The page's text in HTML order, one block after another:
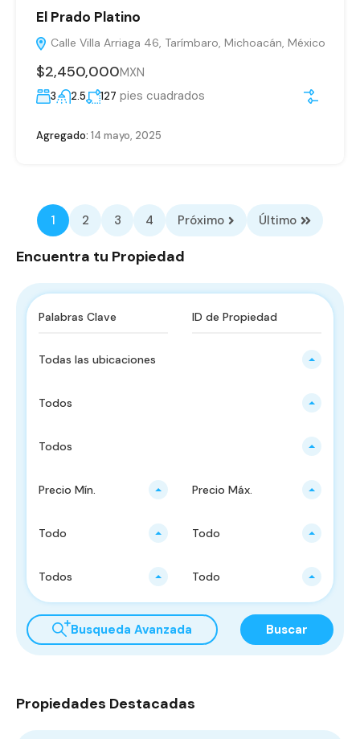
El Prado Platino
Calle Villa Arriaga 46, Tarímbaro, Michoacán, México
$2,450,000MXN
3 2.5 127 pies cuadrados
Agregado: 14 mayo, 2025
1 2 3 4 Próximo Último
Encuentra tu Propiedad
Todas las ubicaciones
Todos
Todos
Precio Mín. Precio Máx.
Todo Todo
Todos Todo
Busqueda Avanzada Buscar
Propiedades Destacadas